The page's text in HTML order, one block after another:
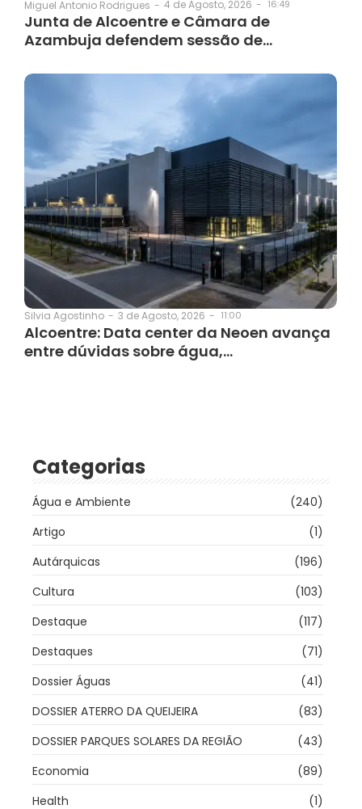
Miguel Antonio Rodrigues - 4 de Agosto, 2026 - 16:49
Junta de Alcoentre e Câmara de
Azambuja defendem sessão de…
Silvia Agostinho - 3 de Agosto, 2026 - 11:00
Alcoentre: Data center da Neoen avança
entre dúvidas sobre água,…
Categorias
Água e Ambiente
(240)
Artigo
(1)
Autárquicas
(196)
Cultura
(103)
Destaque
(117)
Destaques
(71)
Dossier Águas
(41)
DOSSIER ATERRO DA QUEIJEIRA
(83)
DOSSIER PARQUES SOLARES DA REGIÃO
(43)
Economia
(89)
Health
(1)